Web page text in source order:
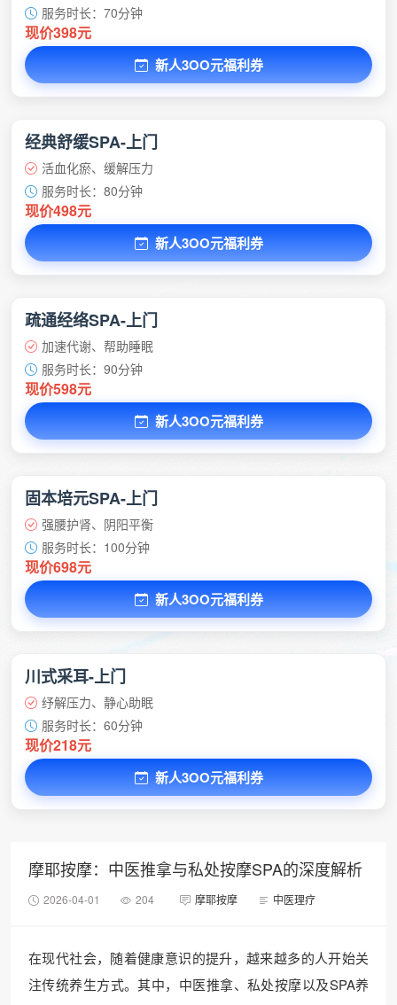
服务时长：70分钟
现价398元
新人3OO元福利券
经典舒缓SPA-上门
活血化瘀、缓解压力
服务时长：80分钟
现价498元
新人3OO元福利券
疏通经络SPA-上门
加速代谢、帮助睡眠
服务时长：90分钟
现价598元
新人3OO元福利券
固本培元SPA-上门
强腰护肾、阴阳平衡
服务时长：100分钟
现价698元
新人3OO元福利券
川式采耳-上门
纾解压力、静心助眠
服务时长：60分钟
现价218元
新人3OO元福利券
摩耶按摩：中医推拿与私处按摩SPA的深度解析
2026-04-01 204 摩耶按摩 中医理疗
在现代社会，随着健康意识的提升，越来越多的人开始关
注传统养生方式。其中，中医推拿、私处按摩以及SPA养